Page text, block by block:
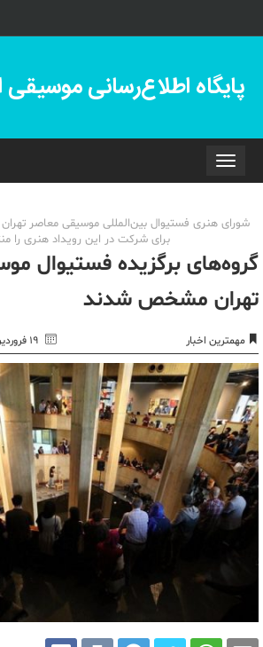
پایگاه اطلاع‌رسانی موسیقی
Toggle
navigation
شورای هنری فستیوال بین‌المللی موسیقی معاصر
برای شرکت در این رویداد هنری را
گروه‌های برگزیده فستیوال
تهران مشخص شدند
مهمترین اخبار ۱۹ فروردین ۱۳۹۷